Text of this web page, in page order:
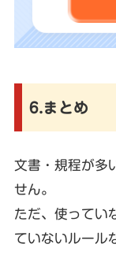
6.まとめ
文書・規程が多
せん。
ただ、使ってい
ていないルール